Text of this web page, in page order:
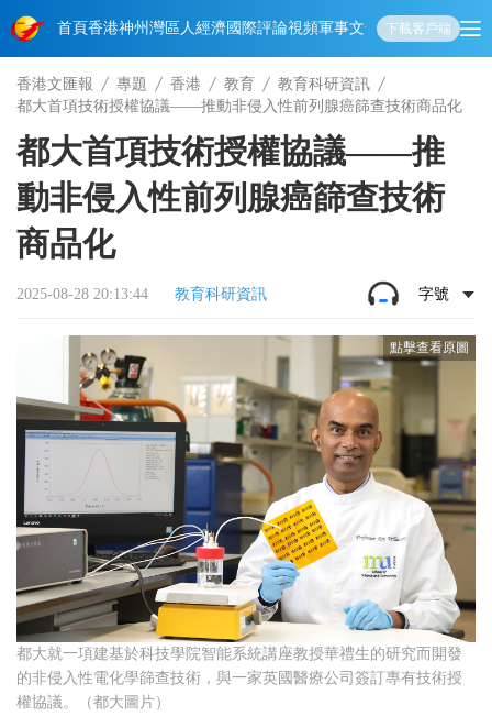
首頁香港神州 灣區人經濟國際評論視頻軍事文化 娛樂生活教育體
下載客戶端
香港文匯報 專題 香港 教育
教育科研資訊
都大首項技術授權協議——推動非侵入性前列腺癌篩查技術商品化
都大首項技術授權協議——推
動非侵入性前列腺癌篩查技術
商品化
2025-08-28 20:13:44 教育科研資訊 字號
都大就一項建基於科技學院智能系統講座教授華禮生的研究而開發
的非侵入性電化學篩查技術，與一家英國醫療公司簽訂專有技術授
權協議。（都大圖片）